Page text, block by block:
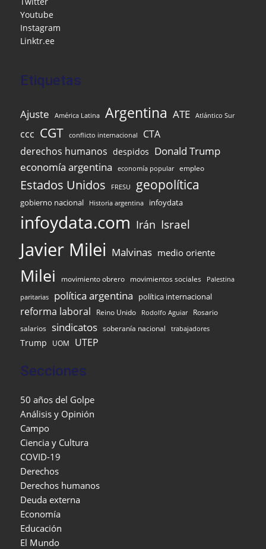
o
k
Youtube
Instagram
Linktr.ee
Etiquetas
Ajuste América Latina Argentina ATE Atlántico Sur
ccc CGT conflicto internacional
CTA
derechos humanos despidos Donald Trump
economía argentina
economía popular empleo
Estados Unidos FRESU geopolítica
gobierno nacional Historia argentina infoydata
infoydata.com Irán Israel
Javier Milei Malvinas medio oriente
Milei movimiento obrero movimientos sociales Palestina
paritarias política argentina política internacional
reforma laboral Reino Unido Rodolfo Aguiar Rosario
salarios sindicatos soberanía nacional trabajadores
Trump UOM UTEP
Secciones
50 años del Golpe
Análisis y Opinión
Campo
Ciencia y Cultura
COVID-19
Derechos
Derechos humanos
Deuda externa
Economía
Educación
El Mundo